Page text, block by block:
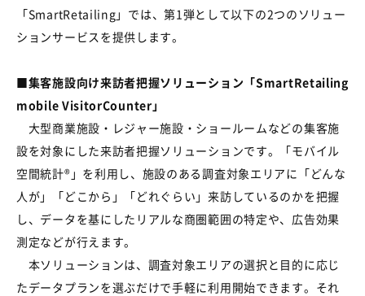
「SmartRetailing」では、第1弾として以下の2つのソリュー
ションサービスを提供します。
■集客施設向け来訪者把握ソリューション「SmartRetailing
mobile VisitorCounter」
大型商業施設・レジャー施設・ショールームなどの集客施
設を対象にした来訪者把握ソリューションです。「モバイル
空間統計®」を利用し、施設のある調査対象エリアに「どんな
人が」「どこから」「どれぐらい」来訪しているのかを把握
し、データを基にしたリアルな商圏範囲の特定や、広告効果
測定などが行えます。
本ソリューションは、調査対象エリアの選択と目的に応じ
たデータプランを選ぶだけで手軽に利用開始できます。それ